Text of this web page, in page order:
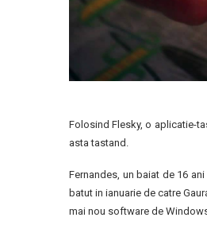
Folosind Flesky, o aplicatie-
asta tastand.
Fernandes, un baiat de 16
batut in ianuarie de catre
mai nou software de